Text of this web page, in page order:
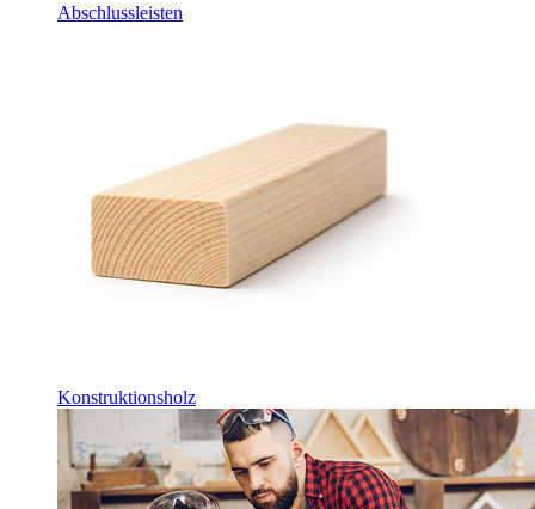
Abschlussleisten
Konstruktionsholz